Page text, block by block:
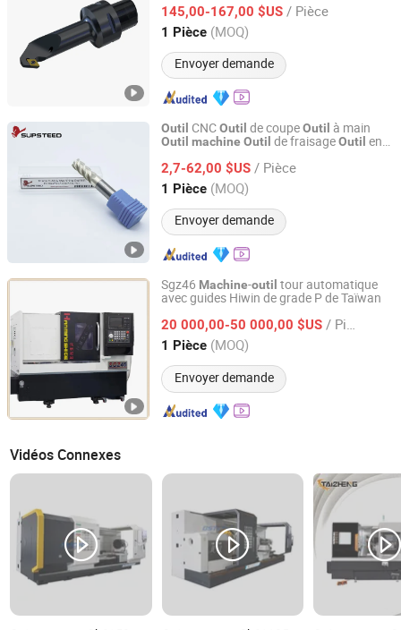
145,00-167,00 $US / Pièce
1 Pièce (MOQ)
Envoyer demande
Tianjin, China Depuis 2025
Outil CNCOutil de coupeOutil à main
Outil machine Outil de fraisageOutil en
métallique Outilde menuiserie pour
alliage de titane
2,7-62,00 $US / Pièce
1 Pièce (MOQ)
Envoyer demande
Supsteed Precison Tools Co., Ltd.
Jiangsu, China Depuis 2024
Sgz46 Machine-outil tour automatique
avec guides Hiwin de grade P de Taïwan
20 000,00-50 000,00 $US / Pièce
1 Pièce (MOQ)
Envoyer demande
Guangdong Hanming Shige Machine Tool Co., Ltd
Guangdong, China Depuis 2025
Vidéos Connexes